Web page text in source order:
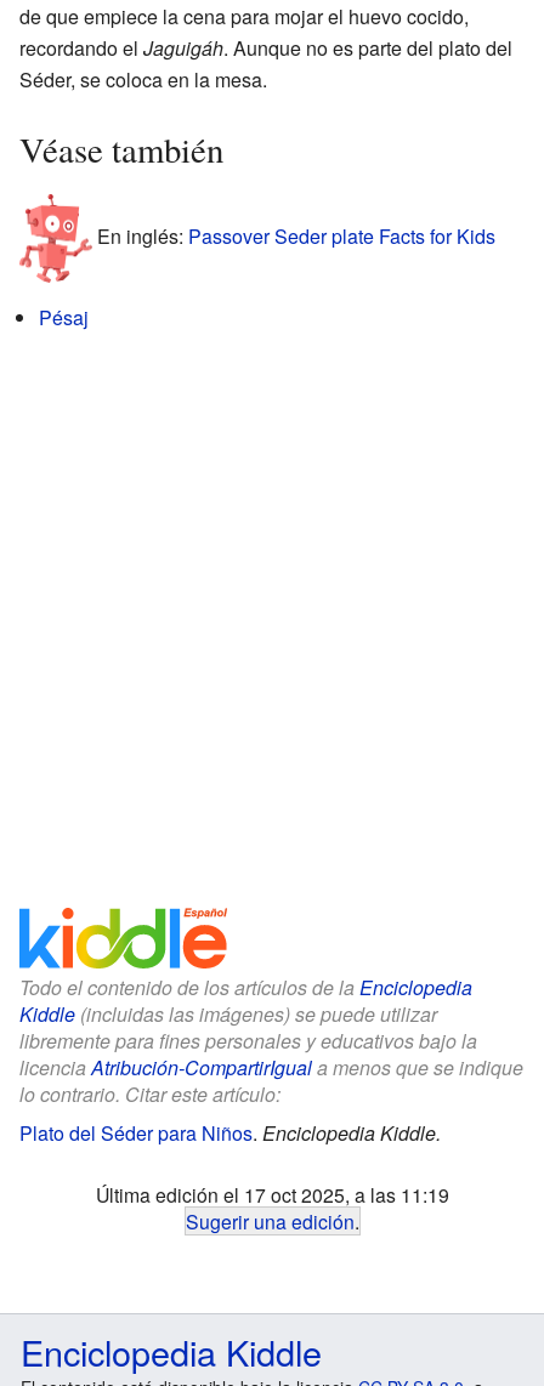
de que empiece la cena para mojar el huevo cocido,
recordando el Jaguigáh. Aunque no es parte del plato del
Séder, se coloca en la mesa.
Véase también
En inglés: Passover Seder plate Facts for Kids
Pésaj
Todo el contenido de los artículos de la Enciclopedia
Kiddle (incluidas las imágenes) se puede utilizar
libremente para fines personales y educativos bajo la
licenciaAtribución-CompartirIguala menos que se indique
lo contrario. Citar este artículo:
Plato del Séder para Niños. Enciclopedia Kiddle.
Última edición el 17 oct 2025, a las 11:19
Sugerir una edición.
Enciclopedia Kiddle